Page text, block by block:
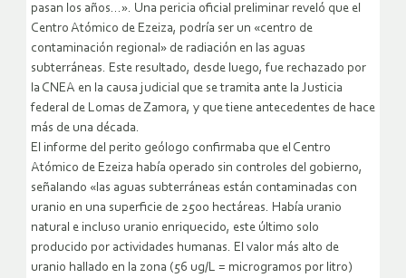
pasan los años…». Una pericia oficial preliminar reveló que el
Centro Atómico de Ezeiza, podría ser un «centro de
contaminación regional» de radiación en las aguas
subterráneas. Este resultado, desde luego, fue rechazado por
la CNEA en la causa judicial que se tramita ante la Justicia
federal de Lomas de Zamora, y que tiene antecedentes de hace
más de una década.
El informe del perito geólogo confirmaba que el Centro
Atómico de Ezeiza había operado sin controles del gobierno,
señalando «las aguas subterráneas están contaminadas con
uranio en una superficie de 2500 hectáreas. Había uranio
natural e incluso uranio enriquecido, este último solo
producido por actividades humanas. El valor más alto de
uranio hallado en la zona (56 ug/L = microgramos por litro)